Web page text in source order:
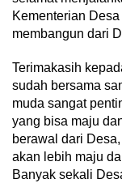
Kementerian
membangun dari
Terimakasih
sudah bersama
muda sangat
yang bisa maju
berawal dari
akan lebih maju
Banyak sekali